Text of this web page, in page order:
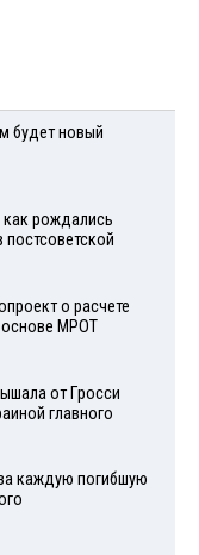
будет новый
как рождались
о расчете
основе МРОТ
от Гросси
главного
каждую погибшую